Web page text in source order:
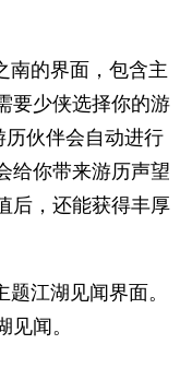
南的界面，包含主
要少侠选择你的游
历伙伴会自动进行
给你带来游历声望
后，还能获得丰厚
江湖见闻界面。
闻。